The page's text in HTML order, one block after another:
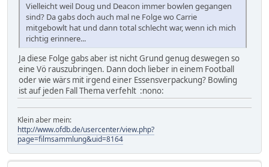
Vielleicht weil Doug und Deacon immer bowlen gegangen
sind? Da gabs doch auch mal ne Folge wo Carrie
mitgebowlt hat und dann total schlecht war, wenn ich mich
richtig erinnere...
Ja diese Folge gabs aber ist nicht Grund genug deswegen so
eine Vö rauszubringen. Dann doch lieber in einem Football
oder wie wärs mit irgend einer Essensverpackung? Bowling
ist auf jeden Fall Thema verfehlt :nono:
Klein aber mein:
http://www.ofdb.de/usercenter/view.php?
page=filmsammlung&uid=8164